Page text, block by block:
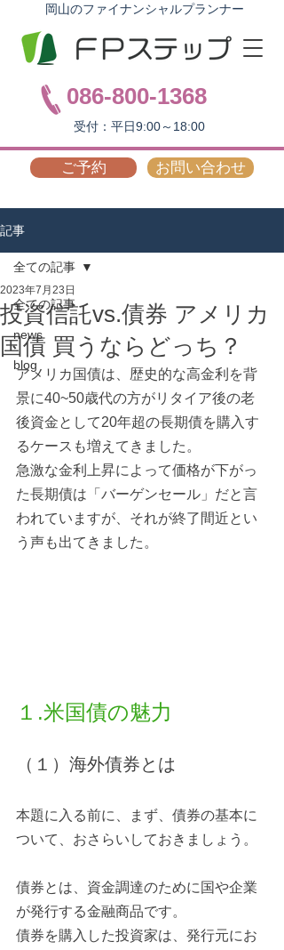
ご予約 お問い合わせ
086-800-1368
岡山のファイナンシャルプランナー
受付：平日9:00～18:00
記事
全ての記事
news
blog
全ての記事
投資信託vs.債券 アメリカ
国債 買うならどっち？
2023年7月23日
アメリカ国債は、歴史的な高金利を背
景に40~50歳代の方がリタイア後の老
後資金として20年超の長期債を購入す
るケースも増えてきました。
急激な金利上昇によって価格が下がっ
た長期債は「バーゲンセール」だと言
われていますが、それが終了間近とい
う声も出てきました。
１.米国債の魅力
（１）海外債券とは
本題に入る前に、まず、債券の基本に
ついて、おさらいしておきましょう。
債券とは、資金調達のために国や企業
が発行する金融商品です。
債券を購入した投資家は、発行元にお